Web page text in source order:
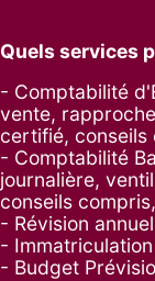
Quels services
- Comptabilité
vente,
certifié, conseils
- Comptabilité
journalière,
conseils compris,
- Révision
-
- Budget